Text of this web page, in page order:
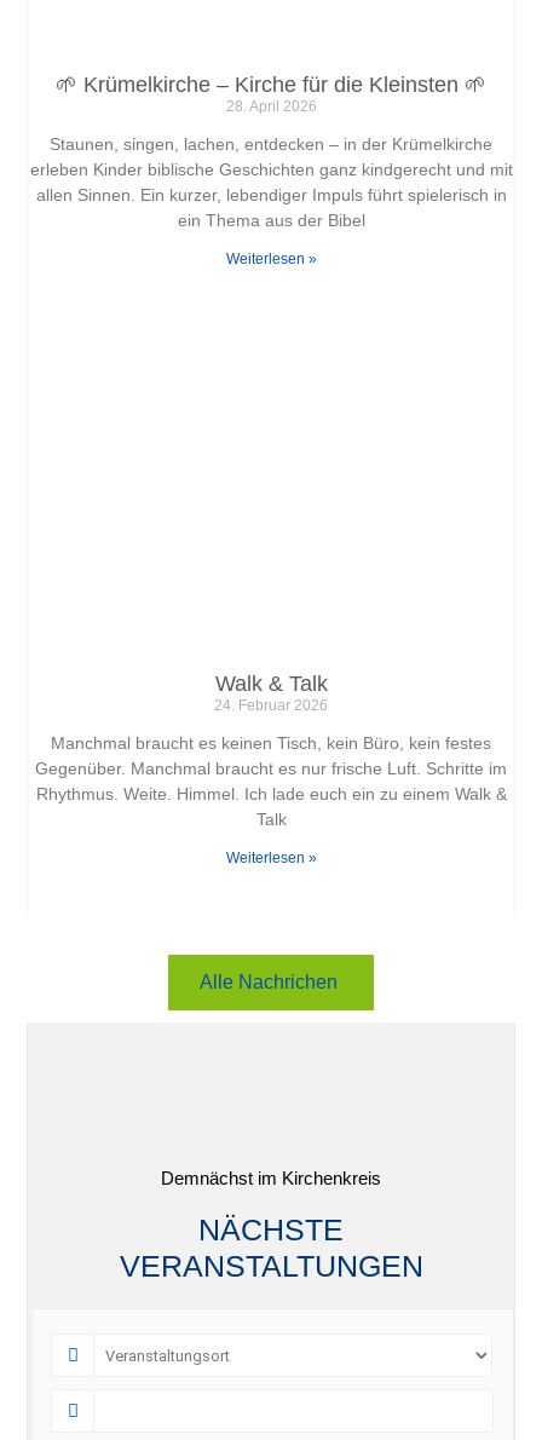
🌱 Krümelkirche – Kirche für die Kleinsten 🌱
28. April 2026
Staunen, singen, lachen, entdecken – in der Krümelkirche
erleben Kinder biblische Geschichten ganz kindgerecht und mit
allen Sinnen. Ein kurzer, lebendiger Impuls führt spielerisch in
ein Thema aus der Bibel
Weiterlesen »
Walk & Talk
24. Februar 2026
Manchmal braucht es keinen Tisch, kein Büro, kein festes
Gegenüber. Manchmal braucht es nur frische Luft. Schritte im
Rhythmus. Weite. Himmel. Ich lade euch ein zu einem Walk &
Talk
Weiterlesen »
Alle Nachrichen
Demnächst im Kirchenkreis
NÄCHSTE
VERANSTALTUNGEN